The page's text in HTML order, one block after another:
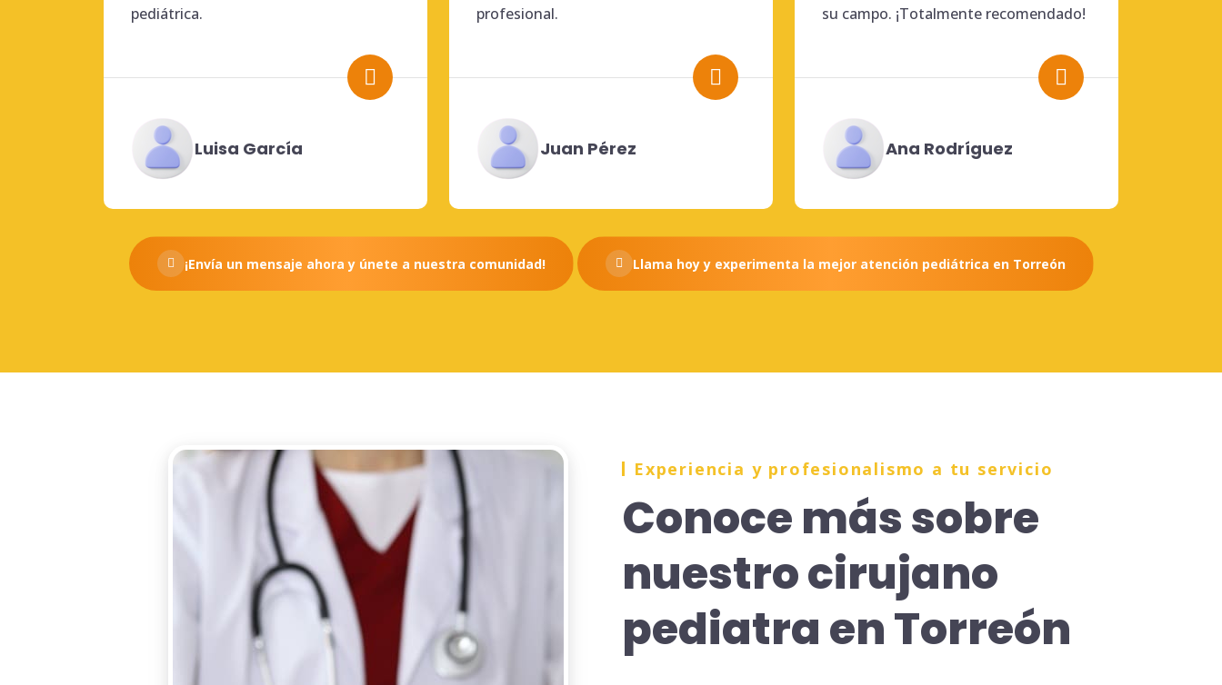
pediátrica.
Luisa García
profesional.
Juan Pérez
su campo. ¡Totalmente recomendado!
Ana Rodríguez
¡Envía un mensaje ahora y únete a nuestra comunidad! Llama hoy y experimenta la mejor atención pediátrica en Torreón
Experiencia y profesionalismo a tu servicio
Conoce más sobre
nuestro cirujano
pediatra en Torreón